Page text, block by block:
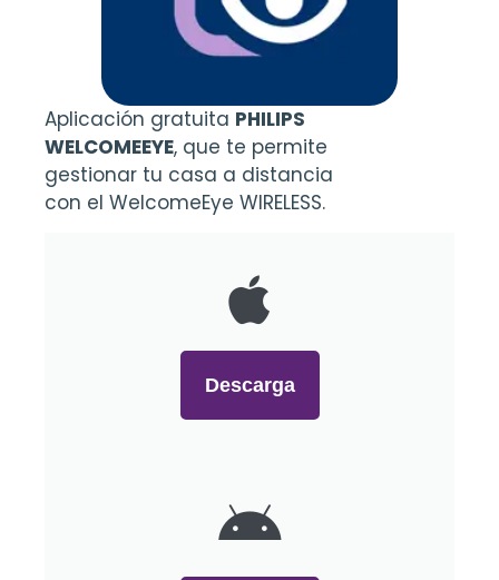
Descarga
Aplicación gratuita PHILIPS
WELCOMEEYE, que te permite
gestionar tu casa a distancia
con el WelcomeEye WIRELESS.